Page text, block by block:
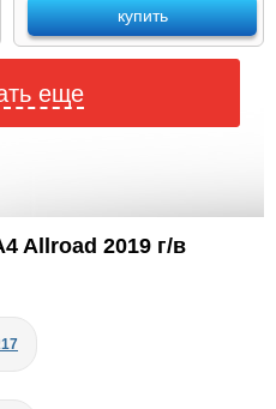
купить
еще
Allroad 2019 г/в